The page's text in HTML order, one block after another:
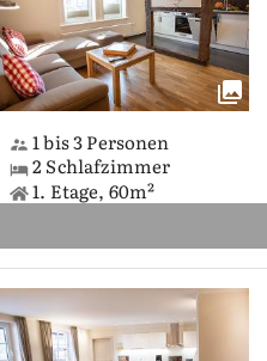
1 bis 3 Personen
2 Schlafzimmer
1. Etage, 60m²